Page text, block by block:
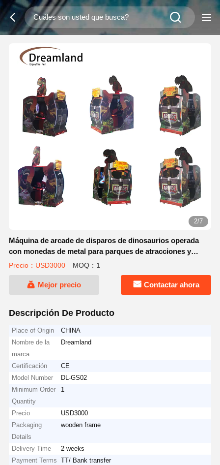
2/7
Máquina de arcade de disparos de dinosaurios operada
con monedas de metal para parques de atracciones y
arcades de juegos que requieren máquinas duraderas
Precio：USD3000 MOQ：1
Mejor precio Contactar ahora
Descripción De Producto
Place of Origin
CHINA
Nombre de la
marca
Dreamland
Certificación
CE
Model Number
DL-GS02
Minimum Order
Quantity
1
Precio
USD3000
Packaging
Details
wooden frame
Delivery Time
2 weeks
Payment Terms
TT/ Bank transfer